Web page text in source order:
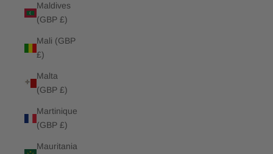
Maldives
(GBP £)
Mali (GBP
£)
Malta
(GBP £)
Martinique
(GBP £)
Mauritania